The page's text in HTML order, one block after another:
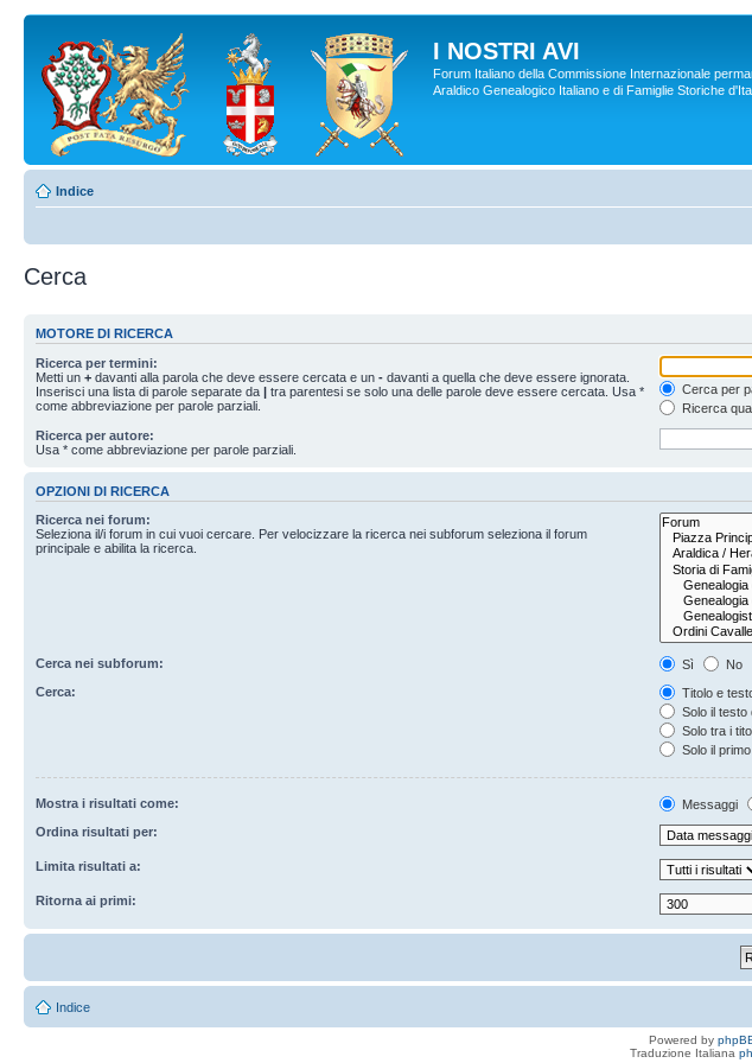
I NOSTRI AVI
Forum Italiano della Commissione Internazionale
Araldico Genealogico Italiano e di Famiglie Storiche
Indice
Cerca
MOTORE DI RICERCA
Ricerca per termini:
Metti un + davanti alla parola che deve essere cercata e un - davanti a quella che deve essere ignorata.
Inserisci una lista di parole separate da | tra parentesi se solo una delle parole deve essere cercata. Usa *
come abbreviazione per parole parziali.
Cerca per
Ricerca
Ricerca per autore:
Usa * come abbreviazione per parole parziali.
OPZIONI DI RICERCA
Ricerca nei forum:
Seleziona il/i forum in cui vuoi cercare. Per velocizzare la ricerca nei subforum seleziona il forum
principale e abilita la ricerca.
Cerca nei subforum: Sì
No
Cerca:
Titolo e
Solo il testo
Solo tra i
Solo il
Mostra i risultati come: Messaggi
Ordina risultati per:
Limita risultati a:
Ritorna ai primi:
Indice
Powered by
Traduzione Italiana